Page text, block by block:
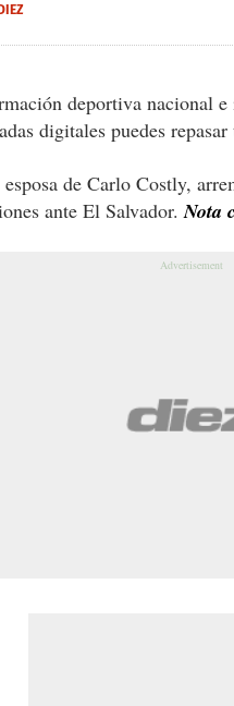
deportiva nacional
digitales puedes
de Carlo Costly,
ante El Salvador.Nota